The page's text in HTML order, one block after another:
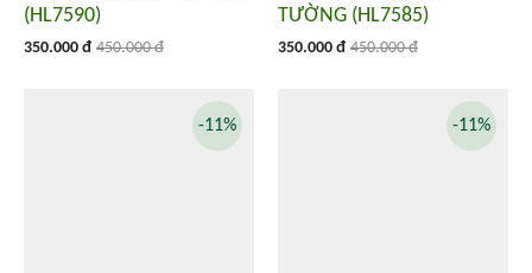
(HL7590)
350.000 đ 450.000 đ
TƯỜNG (HL7585)
350.000 đ 450.000 đ
-11% -11%